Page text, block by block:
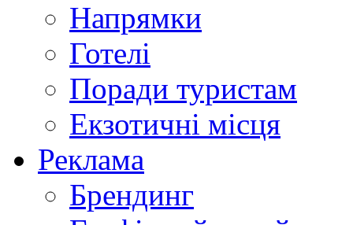
Напрямки
Готелі
Поради туристам
Екзотичні місця
Реклама
Брендинг